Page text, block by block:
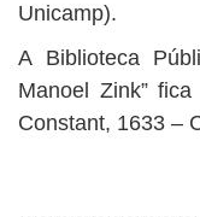
Unicamp).
A Biblioteca
Manoel Zink”
Constant, 1633 –